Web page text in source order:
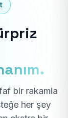
bir rakamla
her şey